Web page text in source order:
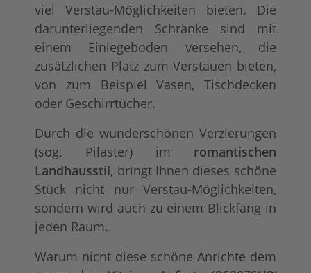
viel Verstau-Möglichkeiten bieten. Die
darunterliegenden Schränke sind mit
einem Einlegeboden versehen, die
zusätzlichen Platz zum Verstauen bieten,
von zum Beispiel Vasen, Tischdecken
oder Geschirrtücher.
Durch die wunderschönen Verzierungen
(sog. Pilaster) im romantischen
Landhausstil, bringt Ihnen dieses schöne
Stück nicht nur Verstau-Möglichkeiten,
sondern wird auch zu einem Blickfang in
jeden Raum.
Warum nicht diese schöne Anrichte dem